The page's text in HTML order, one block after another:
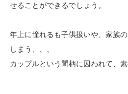
せることができるでしょう。
年上に憧れるも子供扱いや、家族
しまう、、、
カップルという間柄に囚われて、